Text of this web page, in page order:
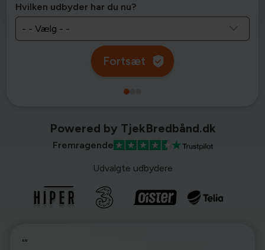
Hvilken udbyder har du nu?
Fortsæt
Powered by TjekBredbånd.dk
Fremragende
Udvalgte udbydere
""